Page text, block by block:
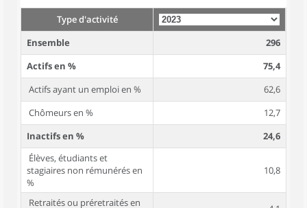
Type d'activité
Ensemble
296
Actifs en %
75,4
Actifs ayant un emploi en %
62,6
Chômeurs en %
12,7
Inactifs en %
24,6
Élèves, étudiants et
stagiaires non rémunérés en
%
10,8
Retraités ou préretraités en